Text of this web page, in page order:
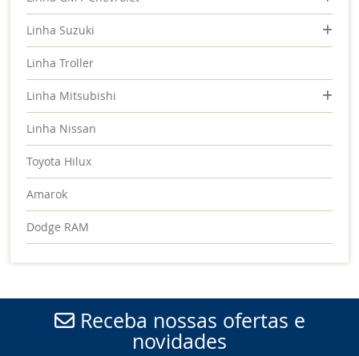
Linha Suzuki
Linha Troller
Linha Mitsubishi
Linha Nissan
Toyota Hilux
Amarok
Dodge RAM
Receba nossas ofertas e
novidades